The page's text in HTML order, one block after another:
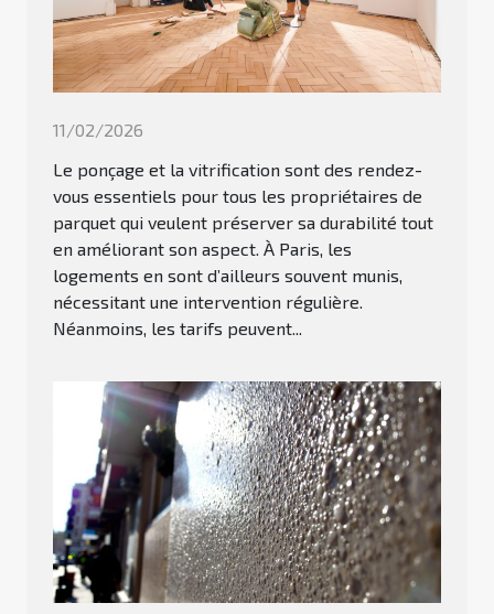
11/02/2026
Le ponçage et la vitrification sont des rendez-
vous essentiels pour tous les propriétaires de
parquet qui veulent préserver sa durabilité tout
en améliorant son aspect. À Paris, les
logements en sont d’ailleurs souvent munis,
nécessitant une intervention régulière.
Néanmoins, les tarifs peuvent...